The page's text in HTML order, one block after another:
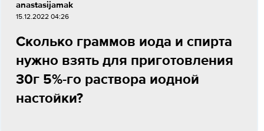
anastasijamak
15.12.2022 04:26
Сколько граммов иода и спирта
нужно взять для приготовления
30г 5%-го раствора иодной
настойки?